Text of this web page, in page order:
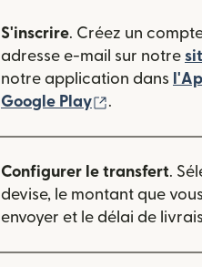
S'inscrire. Créez un
adresse e-mail sur notre
notre application dans
Google Play
(s'ouvre
.
Configurer le transfert.
devise, le montant que
envoyer et le délai de